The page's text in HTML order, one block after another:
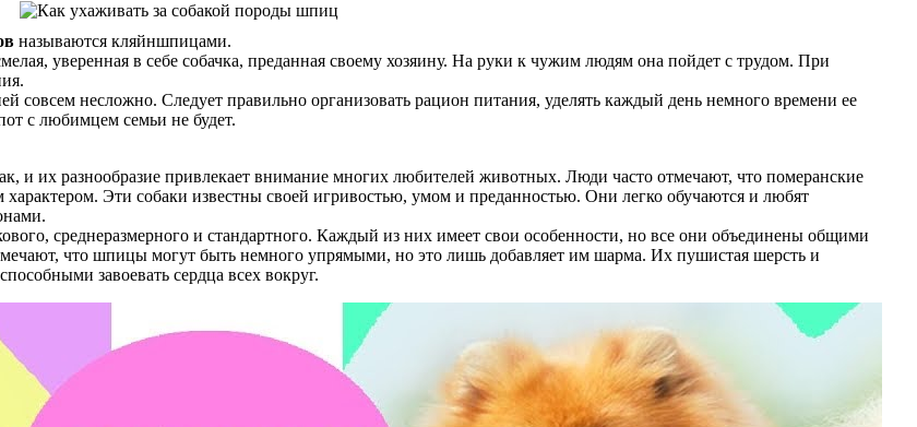
называются кляйншпицами.
уверенная в себе собачка, преданная своему хозяину. На руки к чужим людям она пойдет с трудом. При
совсем несложно. Следует правильно организовать рацион питания, уделять каждый день немного времени ее
с любимцем семьи не будет.
их разнообразие привлекает внимание многих любителей животных. Люди часто отмечают, что померанские
Эти собаки известны своей игривостью, умом и преданностью. Они легко обучаются и любят
среднеразмерного и стандартного. Каждый из них имеет свои особенности, но все они объединены общими
что шпицы могут быть немного упрямыми, но это лишь добавляет им шарма. Их пушистая шерсть и
завоевать сердца всех вокруг.